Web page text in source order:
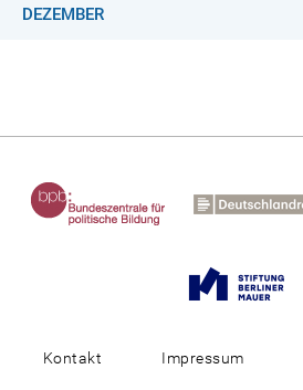
DEZEMBER
Kontakt Impressum